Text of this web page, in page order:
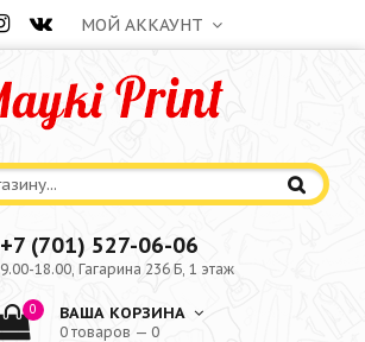
МОЙ АККАУНТ
+7 (701) 527-06-06
9.00-18.00, Гагарина 236 Б, 1 этаж
0 ВАША КОРЗИНА
0 товаров — 0